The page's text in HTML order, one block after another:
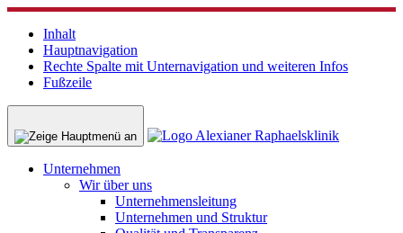
Inhalt
Hauptnavigation
Rechte Spalte mit Unternavigation und weiteren Infos
Fußzeile
Unternehmen
Wir über uns
Unternehmensleitung
Unternehmen und Struktur